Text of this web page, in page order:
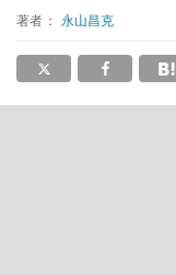
著者： 永山昌克